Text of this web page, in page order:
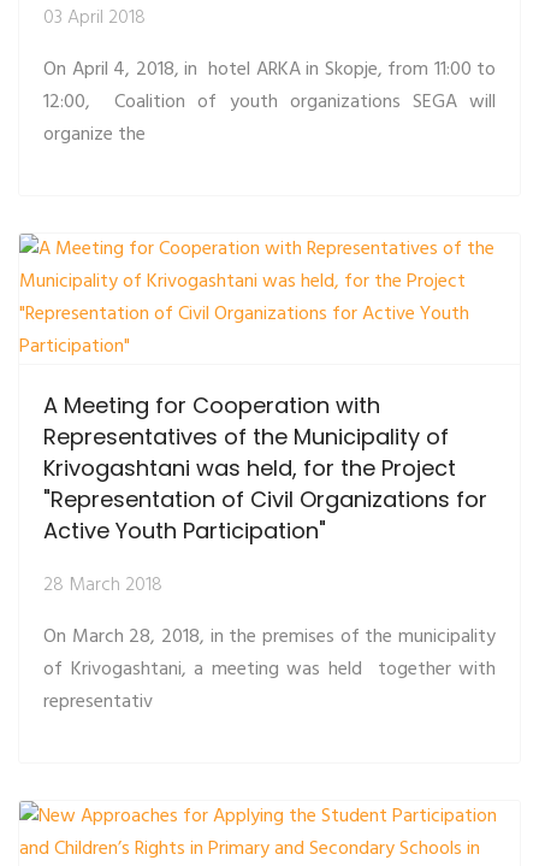
03 April 2018
On April 4, 2018, in hotel ARKA in Skopje, from 11:00 to
12:00, Coalition of youth organizations SEGA will
organize the
A Meeting for Cooperation with
Representatives of the Municipality of
Krivogashtani was held, for the Project
"Representation of Civil Organizations for
Active Youth Participation"
28 March 2018
On March 28, 2018, in the premises of the municipality
of Krivogashtani, a meeting was held together with
representativ